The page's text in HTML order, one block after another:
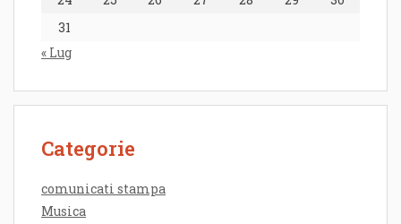
31
« Lug
Categorie
comunicati stampa
Musica